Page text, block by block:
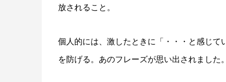
放されること。
個人的には、激したときに「・・・と感じ
を防げる。あのフレーズが思い出されました